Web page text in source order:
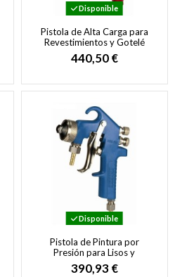
Disponible
Pistola de Alta Carga para
Revestimientos y Gotelé
440,50 €
Disponible
Pistola de Pintura por
Presión para Lisos y
Salpicados
390,93 €